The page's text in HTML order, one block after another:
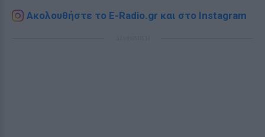
Ακολουθήστε το E-Radio.gr και στο Instagram